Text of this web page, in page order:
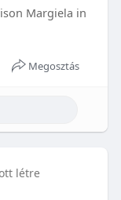
Margiela in
Megosztás
létre